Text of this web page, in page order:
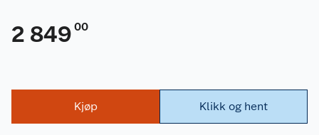
2 849 00
Kjøp Klikk og hent